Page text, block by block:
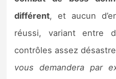
différent, et aucun
réussi, variant entre
contrôles assez
vous demandera par